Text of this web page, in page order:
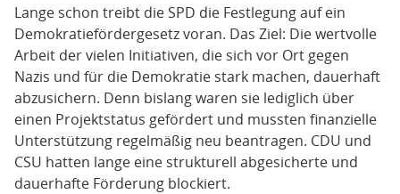
Lange schon treibt die SPD die Festlegung auf ein
Demokratiefördergesetz voran. Das Ziel: Die wertvolle
Arbeit der vielen Initiativen, die sich vor Ort gegen
Nazis und für die Demokratie stark machen, dauerhaft
abzusichern. Denn bislang waren sie lediglich über
einen Projektstatus gefördert und mussten finanzielle
Unterstützung regelmäßig neu beantragen. CDU und
CSU hatten lange eine strukturell abgesicherte und
dauerhafte Förderung blockiert.